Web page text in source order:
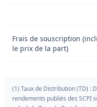
Frais de souscription
le prix de la part)
(1) Taux de Distribution (TD) :
rendements publiés des SCPI